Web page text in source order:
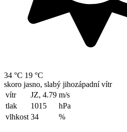
34 °C 19 °C
skoro jasno, slabý jihozápadní vítr
vítr
JZ, 4.79 m/s
tlak
1015
hPa
vlhkost 34 %